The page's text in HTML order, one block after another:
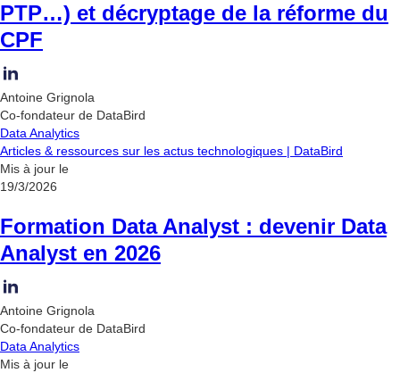
PTP…) et décryptage de la réforme du
CPF
Antoine Grignola
Co-fondateur de DataBird
Data Analytics
Articles & ressources sur les actus technologiques | DataBird
Mis à jour le
19/3/2026
Formation Data Analyst : devenir Data
Analyst en 2026
Antoine Grignola
Co-fondateur de DataBird
Data Analytics
Mis à jour le